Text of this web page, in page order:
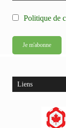
Politique de
Liens